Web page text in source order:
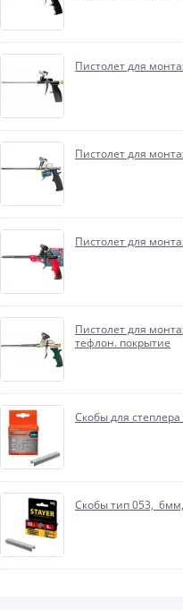
Пистолет для
Пистолет для
Пистолет для
Пистолет для
тефлон. покрытие
Скобы для
Скобы тип 053,